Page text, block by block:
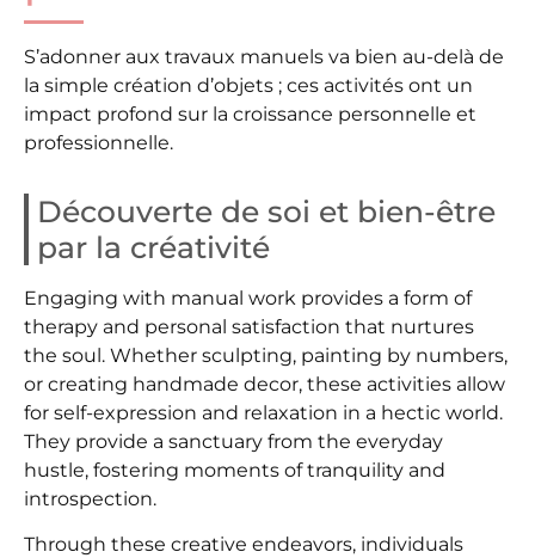
S’adonner aux travaux manuels va bien au-delà de
la simple création d’objets ; ces activités ont un
impact profond sur la croissance personnelle et
professionnelle.
Découverte de soi et bien-être
par la créativité
Engaging with manual work provides a form of
therapy and personal satisfaction that nurtures
the soul. Whether sculpting, painting by numbers,
or creating handmade decor, these activities allow
for self-expression and relaxation in a hectic world.
They provide a sanctuary from the everyday
hustle, fostering moments of tranquility and
introspection.
Through these creative endeavors, individuals